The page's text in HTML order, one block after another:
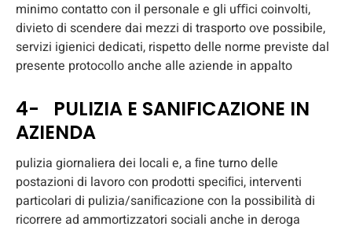
minimo contatto con il personale e gli uﬃci coinvolti,
divieto di scendere dai mezzi di trasporto ove possibile,
servizi igienici dedicati, rispetto delle norme previste dal
presente protocollo anche alle aziende in appalto
4- PULIZIA E SANIFICAZIONE IN
AZIENDA
pulizia giornaliera dei locali e, a ﬁne turno delle
postazioni di lavoro con prodotti speciﬁci, interventi
particolari di pulizia/saniﬁcazione con la possibilità di
ricorrere ad ammortizzatori sociali anche in deroga